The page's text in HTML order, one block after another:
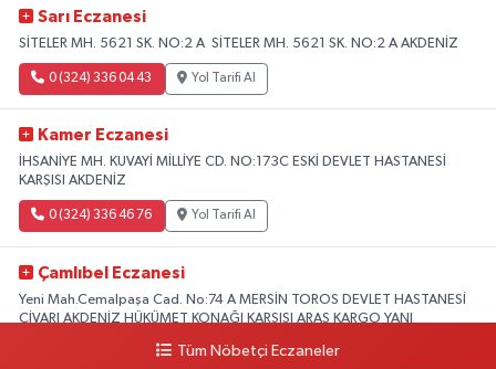
Sarı Eczanesi
SİTELER MH. 5621 SK. NO:2 A SİTELER MH. 5621 SK. NO:2 A AKDENİZ
0 (324) 336 04 43 Yol Tarifi Al
Kamer Eczanesi
İHSANİYE MH. KUVAYİ MİLLİYE CD. NO:173C ESKİ DEVLET HASTANESİ
KARŞISI AKDENİZ
0 (324) 336 46 76 Yol Tarifi Al
Çamlıbel Eczanesi
Yeni Mah.Cemalpaşa Cad. No:74 A MERSİN TOROS DEVLET HASTANESİ
CİVARI AKDENİZ HÜKÜMET KONAĞI KARŞISI ARAS KARGO YANI
Yol Tarifi Al
Tüm Nöbetçi Eczaneler